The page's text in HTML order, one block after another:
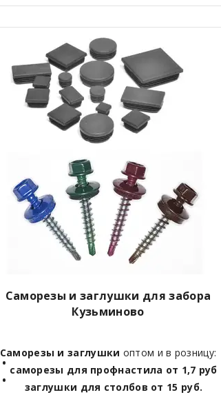
Саморезы и заглушки для забора
Кузьминово
Саморезы и заглушки оптом и в розницу:
саморезы для профнастила от 1,7 руб
заглушки для столбов от 15 руб.